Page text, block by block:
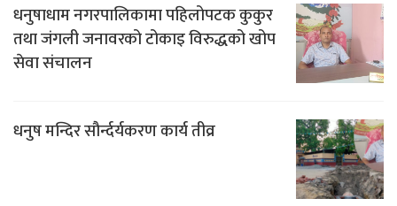
धनुषाधाम नगरपालिकामा पहिलोपटक कुकुर
तथा जंगली जनावरको टोकाइ विरुद्धको खोप
सेवा संचालन
धनुष मन्दिर सौर्न्दर्यकरण कार्य तीव्र